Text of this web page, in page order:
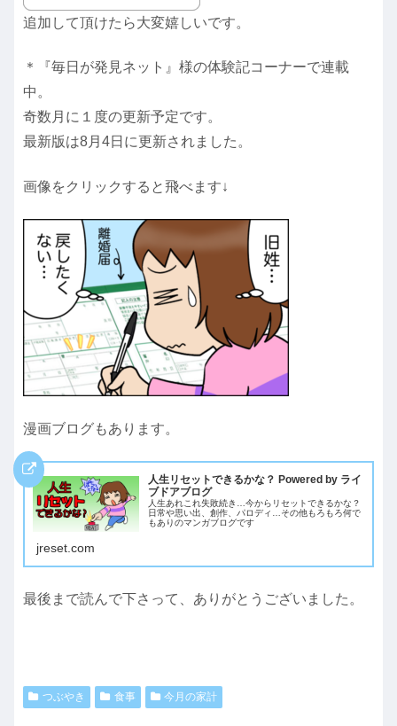
追加して頂けたら大変嬉しいです。
＊『毎日が発見ネット』様の体験記コーナーで連載
中。
奇数月に１度の更新予定です。
最新版は8月4日に更新されました。
画像をクリックすると飛べます↓
漫画ブログもあります。
人生リセットできるかな？ Powered by ライ
ブドアブログ
人生あれこれ失敗続き…今からリセットできるかな？
日常や思い出、創作、パロディ…その他もろもろ何で
もありのマンガブログです
jreset.com
最後まで読んで下さって、ありがとうございました。
つぶやき 食事 今月の家計